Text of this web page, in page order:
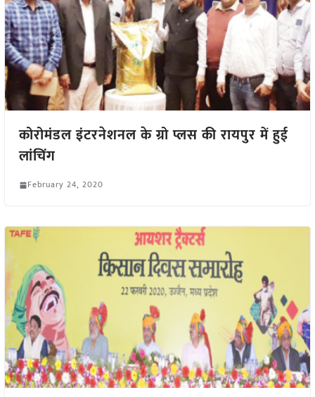
कोरोमंडल इंटरनेशनल के ग्रो प्लस की रायपुर में हुई
लांचिंग
February 24, 2020